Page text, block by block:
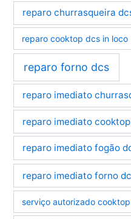
reparo churrasqueira
reparo cooktop dcs in loco
reparo forno dcs
reparo imediato
reparo imediato
reparo imediato fogão
reparo imediato forno
serviço autorizado